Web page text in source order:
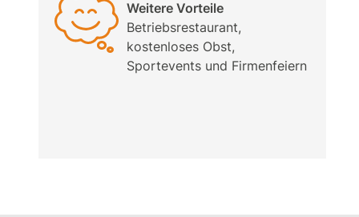
Weitere Vorteile
Betriebsrestaurant,
kostenloses Obst,
Sportevents und Firmenfeiern